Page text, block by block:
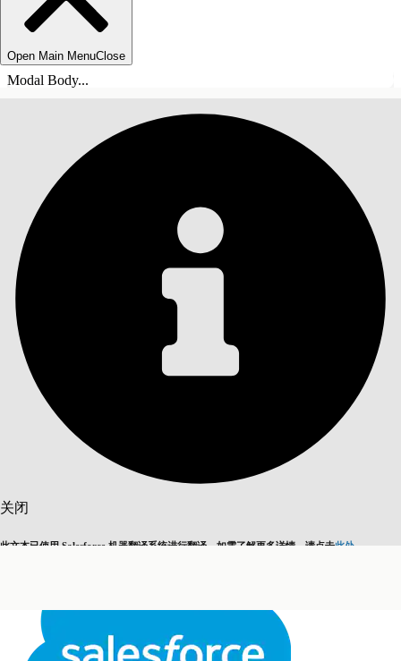
Open Main MenuClose
Modal Body...
关闭
此文本已使用 Salesforce 机器翻译系统进行翻译。如需了解更多详情，请点击此处
关闭关闭
目录